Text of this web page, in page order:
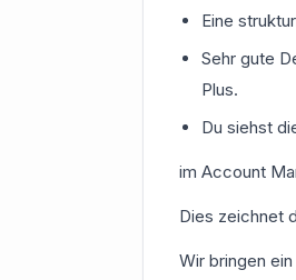
Eine
Sehr gute
Plus.
Du siehst
im Account
Dies zeichnet
Wir bringen